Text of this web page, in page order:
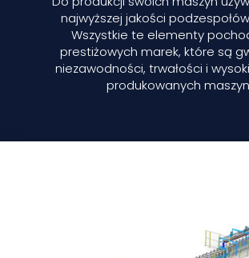
najwyższej jakości
Wszystkie te elementy
prestiżowych marek, które są
niezawodności, trwałości i
produkowanych